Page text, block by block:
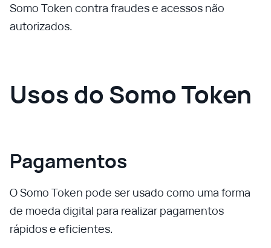
Somo Token contra fraudes e acessos não
autorizados.
Usos do Somo Token
Pagamentos
O Somo Token pode ser usado como uma forma
de moeda digital para realizar pagamentos
rápidos e eficientes.